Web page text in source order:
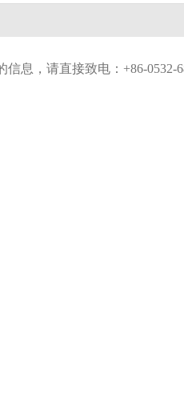
息，请直接致电：+86-0532-